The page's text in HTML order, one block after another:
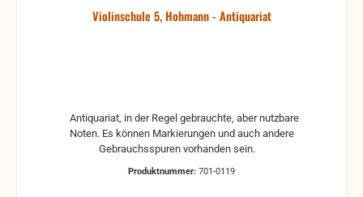
Violinschule 5, Hohmann - Antiquariat
Noten. Es können Markierungen und auch andere
Produktnummer: 701-0119